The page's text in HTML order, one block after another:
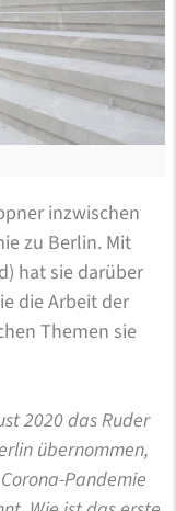
inzwischen
zu Berlin. Mit
hat sie darüber
die Arbeit der
Themen sie
2020 das Ruder
übernommen,
Pandemie